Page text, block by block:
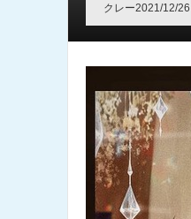
クレー2021/12/